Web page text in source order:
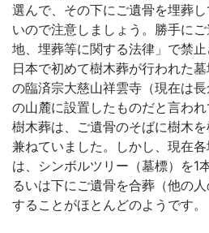
選んで、その下にご遺骨を埋葬
いので注意しましょう。勝手に
地、埋葬等に関する法律」で禁止
日本で初めて樹木葬が行われた
の臨済宗大慈山祥雲寺（現在は
の山麓に設置したものだと言わ
樹木葬は、ご遺骨のそばに樹木
兼ねていました。しかし、現在
は、シンボルツリー（墓標）を1
るいは下にご遺骨を合葬（他の人
することがほとんどのようです。